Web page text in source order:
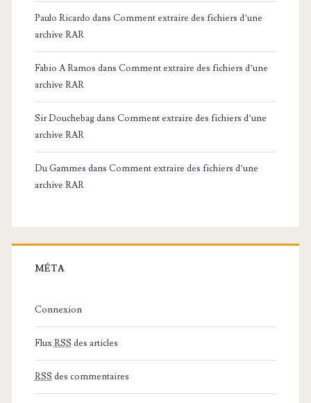
Paulo Ricardo dans Comment extraire des fichiers d’une
archive RAR
Fabio A Ramos dans Comment extraire des fichiers d’une
archive RAR
Sir Douchebagdans Comment extraire des fichiers d’une
archive RAR
Du Gammes dans Comment extraire des fichiers d’une
archive RAR
MÉTA
Connexion
FluxRSS des articles
RSS des commentaires